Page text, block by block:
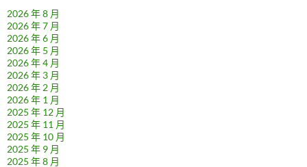
2026 年 8 月
2026 年 7 月
2026 年 6 月
2026 年 5 月
2026 年 4 月
2026 年 3 月
2026 年 2 月
2026 年 1 月
2025 年 12 月
2025 年 11 月
2025 年 10 月
2025 年 9 月
2025 年 8 月